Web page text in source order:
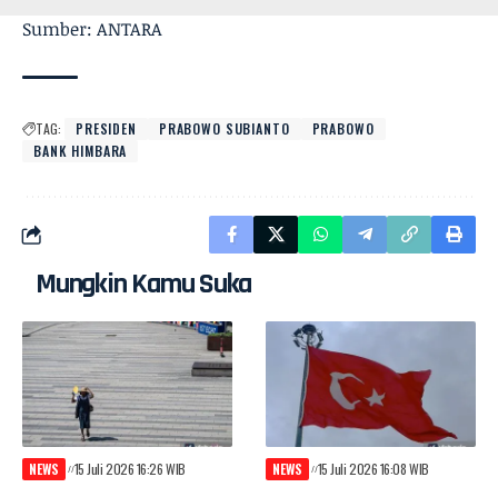
Sumber: ANTARA
TAG: PRESIDEN PRABOWO SUBIANTO
PRABOWO
BANK HIMBARA
Mungkin Kamu Suka
NEWS 15 Juli 2026 16:26 WIB NEWS 15 Juli 2026 16:08 WIB